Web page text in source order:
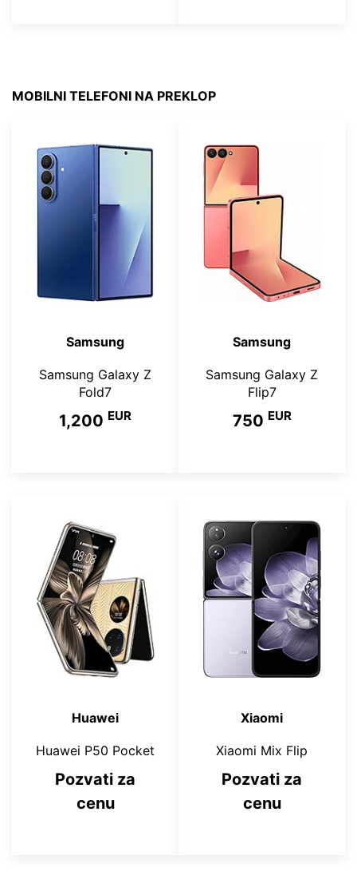
MOBILNI TELEFONI NA PREKLOP
Samsung
Samsung Galaxy Z
Fold7
1,200 EUR
Samsung
Samsung Galaxy Z
Flip7
750 EUR
Huawei
Huawei P50 Pocket
Pozvati za
cenu
Xiaomi
Xiaomi Mix Flip
Pozvati za
cenu